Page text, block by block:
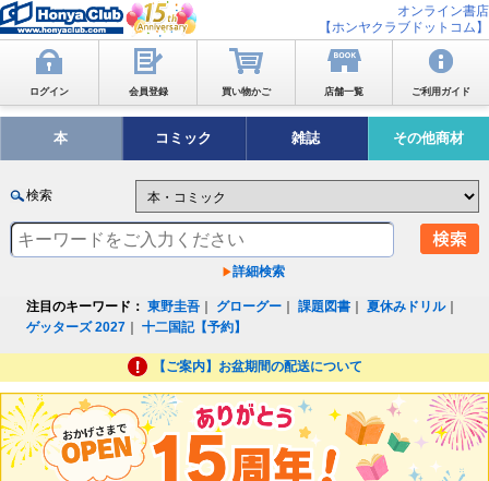
オンライン書店
【ホンヤクラブドットコム】
ログイン 会員登録 買い物かご 店舗一覧 ご利用ガイド
本 コミック 雑誌 その他商材
検索
詳細検索
注目のキーワード： 東野圭吾 グローグー ｜課題図書 ｜夏休みドリル｜
ゲッターズ 2027 ｜十二国記【予約】
【ご案内】お盆期間の配送について